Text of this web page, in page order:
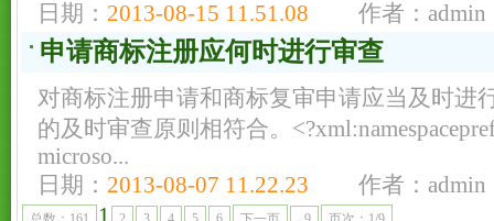
日期： 2013-08-15 11.51.08 作者：admin
申请商标注册应何时进行审查
对商标注册申请和商标复审申请应当及时进
的及时审查原则相符合。
microso...
日期： 2013-08-07 11.22.23 作者：admin
1